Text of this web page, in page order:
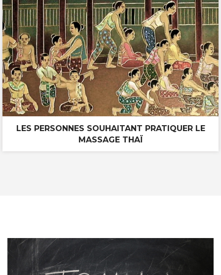
LES PERSONNES SOUHAITANT PRATIQUER LE
MASSAGE THAÏ